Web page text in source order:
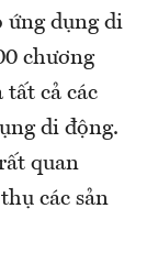
ứng dụng di
chương
cả các
di động.
quan
các sản